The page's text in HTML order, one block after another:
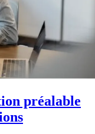
préalable